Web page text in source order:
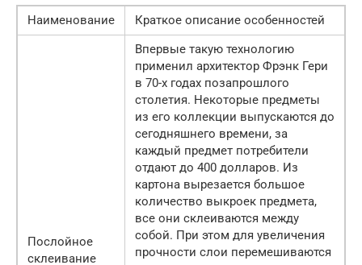
Наименование Краткое описание особенностей
Послойное
склеивание
Впервые такую технологию
применил архитектор Фрэнк Гери
в 70-х годах позапрошлого
столетия. Некоторые предметы
из его коллекции выпускаются до
сегодняшнего времени, за
каждый предмет потребители
отдают до 400 долларов. Из
картона вырезается большое
количество выкроек предмета,
все они склеиваются между
собой. При этом для увеличения
прочности слои перемешиваются